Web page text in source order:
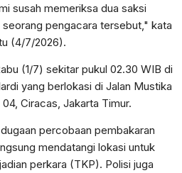
susah memeriksa dua saksi
pengacara tersebut," kata
(4/7/2026).
(1/7) sekitar pukul 02.30 WIB di
yang berlokasi di Jalan Mustika
Ciracas, Jakarta Timur.
percobaan pembakaran
mendatangi lokasi untuk
perkara (TKP). Polisi juga